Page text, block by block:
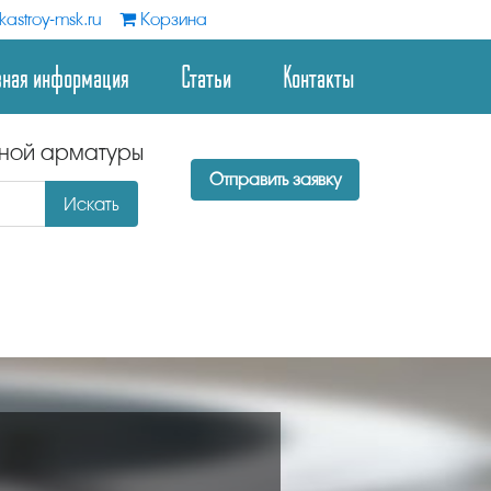
msk.ru Корзина
информация Статьи Контакты
арматуры
Искать
Отправить заявку